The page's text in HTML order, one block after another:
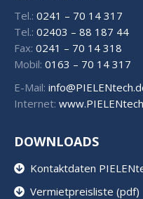
Tel.: 0241 – 70 14 317
Tel.: 02403 – 88 187 44
Fax: 0241 – 70 14 318
Mobil: 0163 – 70 14 317
E-Mail:
Internet:
DOWNLOADS
Kontaktdaten
Vermietpreisliste (pdf)